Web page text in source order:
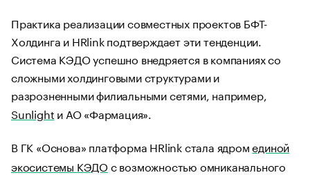
Практика реализации совместных проектов БФТ-
Холдинга и HRlink подтверждает эти тенденции.
Система КЭДО успешно внедряется в компаниях со
сложными холдинговыми структурами и
разрозненными филиальными сетями, например,
Sunlight и АО «Фармация».
В ГК «Основа» платформа HRlink стала ядромединой
экосистемы КЭДОс возможностью омниканального